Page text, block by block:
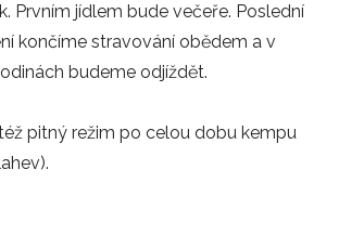
tváře! Florbal Jablonec…
Prvním jídlem bude večeře. Poslední
končíme stravování obědem a v
budeme odjíždět.
pitný režim po celou dobu kempu